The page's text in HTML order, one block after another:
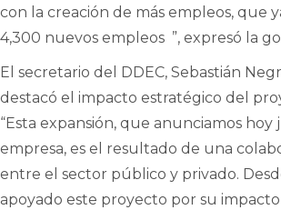
con la creación de más empleos, que
4,300 nuevos empleos ”, expresó la
El secretario del DDEC, Sebastián
destacó el impacto estratégico del
“Esta expansión, que anunciamos hoy
empresa, es el resultado de una
entre el sector público y privado.
apoyado este proyecto por su